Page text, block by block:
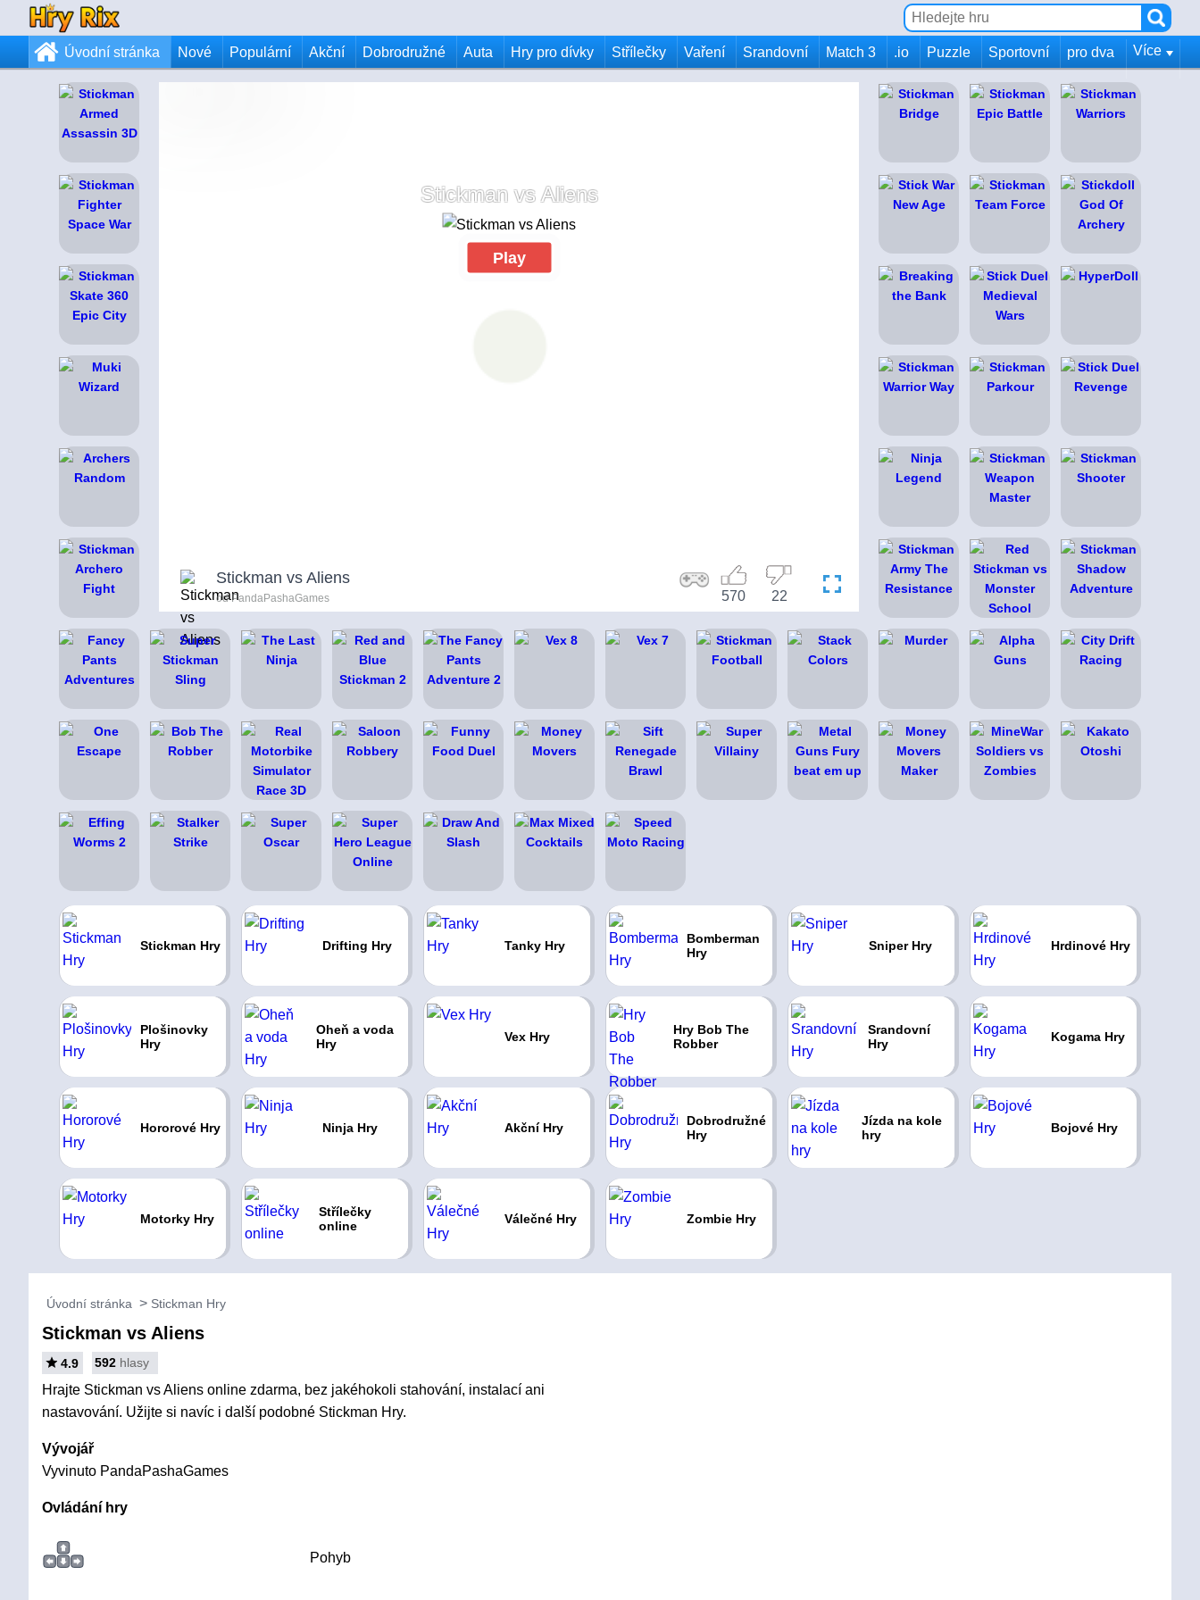
Úvodní stránka Nové Populární Akční Dobrodružné Auta Hry pro dívky Střílečky Vaření Srandovní Match 3 .io Puzzle Sportovní pro dva Více
Stickman vs Aliens
Play
Stickman vs Aliens
od PandaPashaGames 22
570
Stickman Hry Drifting Hry Tanky Hry
Bomberman
Hry
Sniper Hry Hrdinové Hry
Plošinovky
Hry
Oheň a voda
Hry
Vex Hry
Hry Bob The
Robber
Srandovní
Hry
Kogama Hry
Hororové Hry Ninja Hry Akční Hry
Dobrodružné
Hry
Jízda na kole
hry
Bojové Hry
Motorky Hry
Střílečky
online
Válečné Hry Zombie Hry
Úvodní stránka Stickman Hry
Stickman vs Aliens
4.9 592 hlasy
Hrajte Stickman vs Aliens online zdarma, bez jakéhokoli stahování, instalací ani
nastavování. Užijte si navíc i další podobné Stickman Hry.
Vývojář
Vyvinuto PandaPashaGames
Ovládání hry
Pohyb